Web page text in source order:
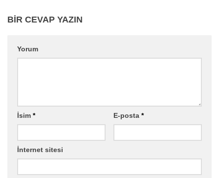
BIR CEVAP YAZIN
Yorum
İsim * E-posta *
İnternet sitesi